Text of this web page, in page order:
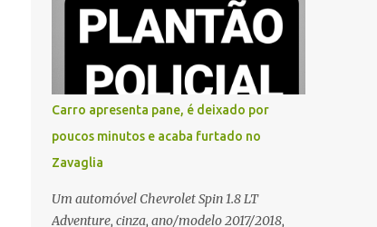
entregador teria acionado o interfone de
forma equivocada e, em seguida, passou a
atenção de moradores e de pessoas que
estavam nas proximidades. Ainda conforme
o registro policial, a vítima relatou que, ao
receber a entrega, voltou a ser ofendida com
palavras de baixo calão e insultos. Ela
que se sentiu ameaçada, coagida e
Carro apresenta pane, é deixado por
poucos minutos e acaba furtado no
Zavaglia
Um automóvel Chevrolet Spin 1.8 LT
Adventure, cinza, ano/modelo 2017/2018,